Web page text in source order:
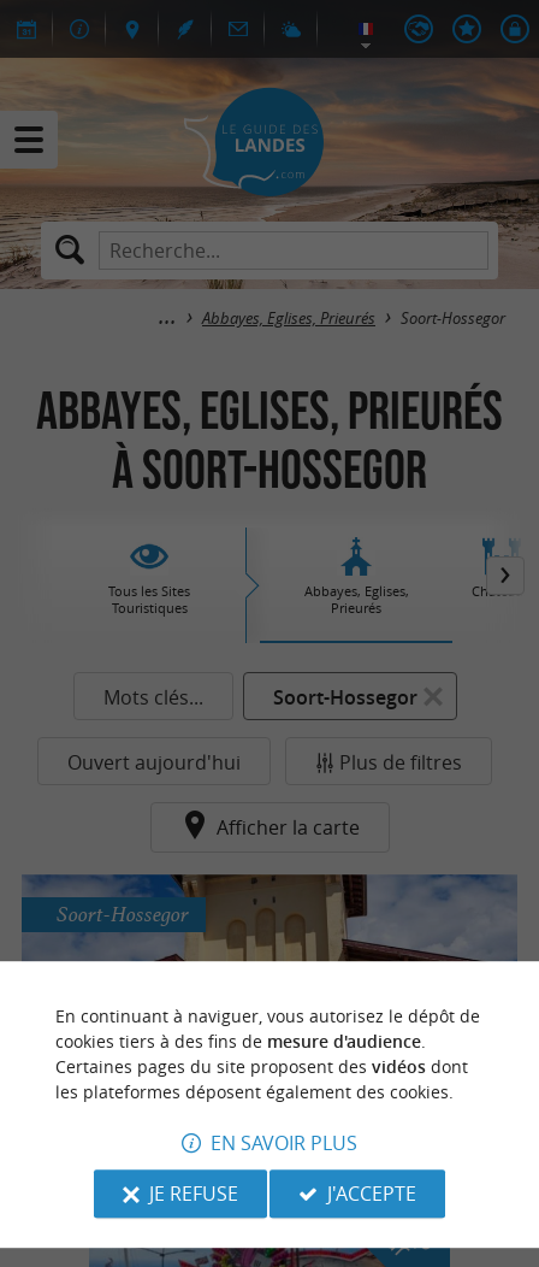
Abbayes, Eglises, Prieurés Soort-Hossegor
Abbayes, Eglises, Prieurés
à Soort-Hossegor
Tous les Sites
Touristiques
Abbayes, Eglises,
Prieurés
Châteaux
Mots clés... Soort-Hossegor
Ouvert aujourd'hui Plus de filtres
Afficher la carte
Chapelle de la plage / Notre dame des Dunes
Soort-Hossegor
n
o
t
r
e
c
o
u
p
d
e
c
o
e
u
r
En continuant à naviguer, vous autorisez le dépôt de
cookies tiers à des fins de mesure d'audience.
Certaines pages du site proposent des vidéosdont
les plateformes déposent également des cookies.
EN SAVOIR PLUS
JE REFUSE
J'ACCEPTE